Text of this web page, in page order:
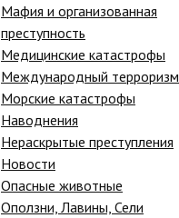
Мафия и организованная
преступность
Медицинские катастрофы
Международный терроризм
Морские катастрофы
Наводнения
Нераскрытые преступления
Новости
Опасные животные
Оползни, Лавины, Сели